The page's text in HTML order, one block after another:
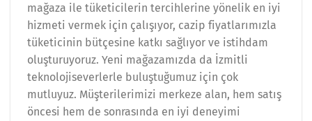
mağaza ile tüketicilerin tercihlerine yönelik en iyi
hizmeti vermek için çalışıyor, cazip fiyatlarımızla
tüketicinin bütçesine katkı sağlıyor ve istihdam
oluşturuyoruz. Yeni mağazamızda da İzmitli
teknolojiseverlerle buluştuğumuz için çok
mutluyuz. Müşterilerimizi merkeze alan, hem satış
öncesi hem de sonrasında en iyi deneyimi